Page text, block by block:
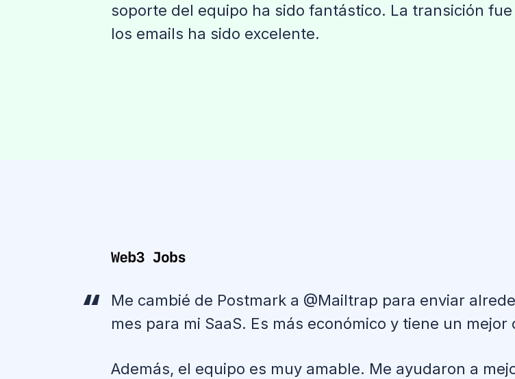
soporte del equipo ha sido fantástico. La transición
los emails ha sido excelente.
Me cambié de Postmark a @Mailtrap para enviar
mes para mi SaaS. Es más económico y tiene un
Además, el equipo es muy amable. Me ayudaron a